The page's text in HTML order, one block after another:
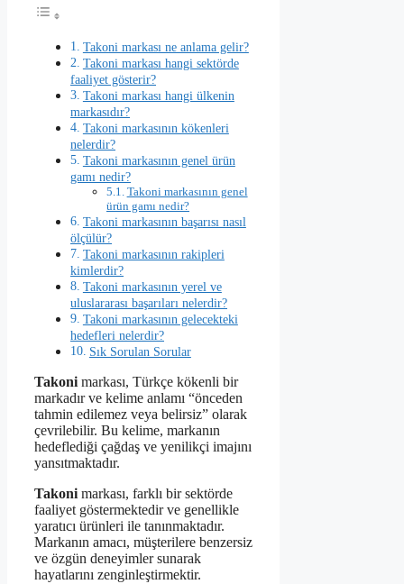
Takoni markası ne anlama gelir?
Takoni markası hangi sektörde
faaliyet gösterir?
Takoni markası hangi ülkenin
markasıdır?
Takoni markasının kökenleri
nelerdir?
Takoni markasının genel ürün
gamı nedir?
Takoni markasının genel
ürün gamı nedir?
Takoni markasının başarısı nasıl
ölçülür?
Takoni markasının rakipleri
kimlerdir?
Takoni markasının yerel ve
uluslararası başarıları nelerdir?
Takoni markasının gelecekteki
hedefleri nelerdir?
Sık Sorulan Sorular
Takoni markası, Türkçe kökenli bir
markadır ve kelime anlamı “önceden
tahmin edilemez veya belirsiz” olarak
çevrilebilir. Bu kelime, markanın
hedeflediği çağdaş ve yenilikçi imajını
yansıtmaktadır.
Takoni markası, farklı bir sektörde
faaliyet göstermektedir ve genellikle
yaratıcı ürünleri ile tanınmaktadır.
Markanın amacı, müşterilere benzersiz
ve özgün deneyimler sunarak
hayatlarını zenginleştirmektir.